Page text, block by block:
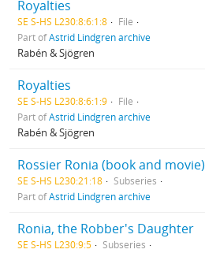
Royalties
SE S-HS L230:8:6:1:8
File
Part ofAstrid Lindgren archive
Rabén & Sjögren
Royalties
SE S-HS L230:8:6:1:9
File
Part ofAstrid Lindgren archive
Rabén & Sjögren
Rossier Ronia (book and movie)
SE S-HS L230:21:18
Subseries
Part ofAstrid Lindgren archive
Ronia, the Robber's Daughter
SE S-HS L230:9:5
Subseries